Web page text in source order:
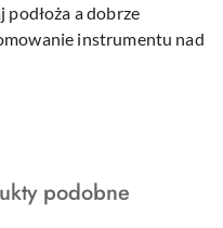
podłoża a dobrze
instrumentu nad
podobne